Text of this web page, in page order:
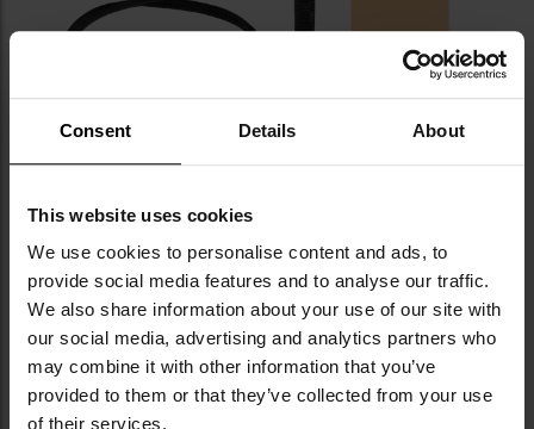
Consent Details About
This website uses cookies
We use cookies to personalise content and ads, to
provide social media features and to analyse our traffic.
We also share information about your use of our site with
our social media, advertising and analytics partners who
may combine it with other information that you’ve
provided to them or that they’ve collected from your use
of their services.